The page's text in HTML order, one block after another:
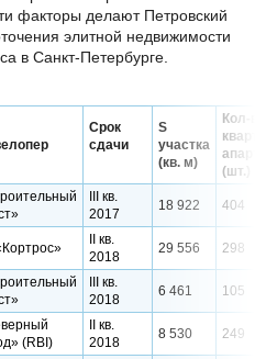
факторы делают Петровский
элитной недвижимости
в Санкт-Петербурге.
Срок
сдачи
S
участка
(кв. м)
Кол-
(шт.)
III кв.
2017
18 922 404
II кв.
2018
29 556 298
III кв.
2018
6 461 105
(RBI)
II кв.
2018
8 530 249